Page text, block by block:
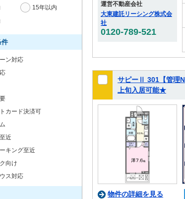
運営不動産会社
大東建託リーシング株式会
社
0120-789-521
サピーⅡ 301【管理
上旬入居可能★
物件の詳細を見る
15年以内
件
ン対応
カード決済可
近
キング至近
向け
ス対応